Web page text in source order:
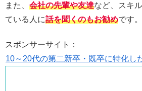
また、 会社の先輩や友達など、スキ
ている人に話を聞くのもお勧めです。
スポンサーサイト：
10～20代の第二新卒・既卒に特化し